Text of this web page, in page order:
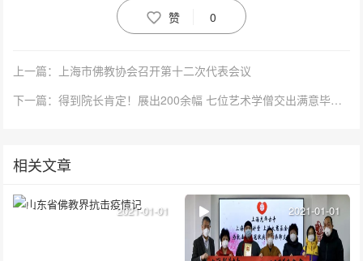
赞 0
上一篇：上海市佛教协会召开第十二次代表会议
下一篇：得到院长肯定！展出200余幅 七位艺术学僧交出满意毕业答卷
相关文章
2021-01-01 2021-01-01